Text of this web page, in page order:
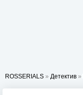
ROSSERIALS » Детектив »